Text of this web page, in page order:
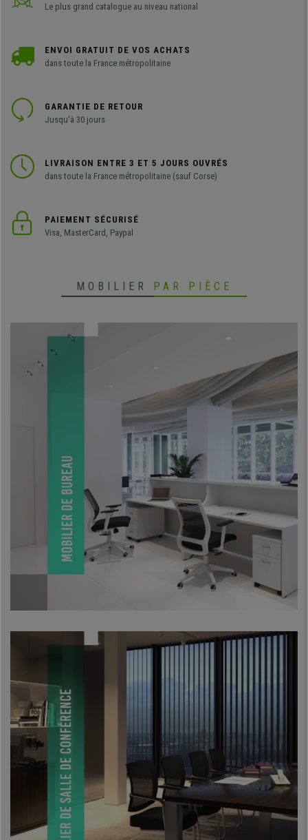
Le plus grand catalogue au niveau national
ENVOI GRATUIT DE VOS ACHATS
dans toute la France métropolitaine
GARANTIE DE RETOUR
Jusqu'à 30 jours
LIVRAISON ENTRE 3 ET 5 JOURS OUVRÉS
dans toute la France métropolitaine (sauf Corse)
PAIEMENT SÉCURISÉ
Visa, MasterCard, Paypal
MOBILIER PAR PIÈCE